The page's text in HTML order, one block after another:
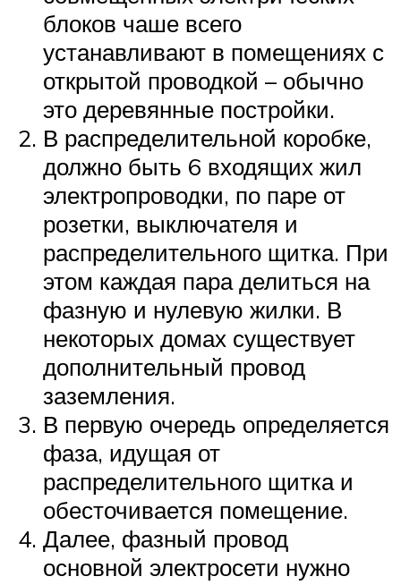
блоков чаше всего
устанавливают в помещениях с
открытой проводкой – обычно
это деревянные постройки.
В распределительной коробке,
должно быть 6 входящих жил
электропроводки, по паре от
розетки, выключателя и
распределительного щитка. При
этом каждая пара делиться на
фазную и нулевую жилки. В
некоторых домах существует
дополнительный провод
заземления.
В первую очередь определяется
фаза, идущая от
распределительного щитка и
обесточивается помещение.
Далее, фазный провод
основной электросети нужно